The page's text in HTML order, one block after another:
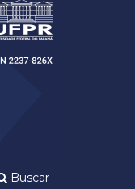
Buscar